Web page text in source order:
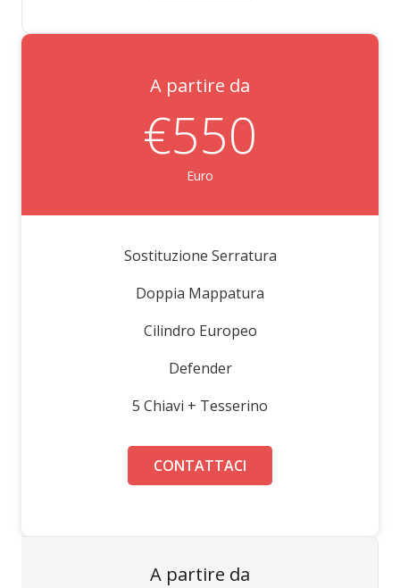
A partire da
€550
Euro
Sostituzione Serratura
Doppia Mappatura
Cilindro Europeo
Defender
5 Chiavi + Tesserino
CONTATTACI
A partire da